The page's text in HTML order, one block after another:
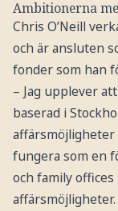
Ambitionerna
Chris O’Neill
och är ansluten
fonder som han
– Jag upplever
baserad i
affärsmöjligheter
fungera som en
och family
affärsmöjligheter.